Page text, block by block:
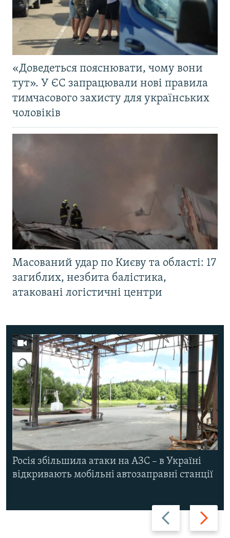
«Доведеться пояснювати, чому вони
тут». У ЄС запрацювали нові правила
тимчасового захисту для українських
чоловіків
Масований удар по Києву та області: 17
загиблих, незбита балістика,
атаковані логістичні центри
Назад Вперед
Росія збільшила атаки на АЗС – в Україні
відкривають мобільні автозаправні станції